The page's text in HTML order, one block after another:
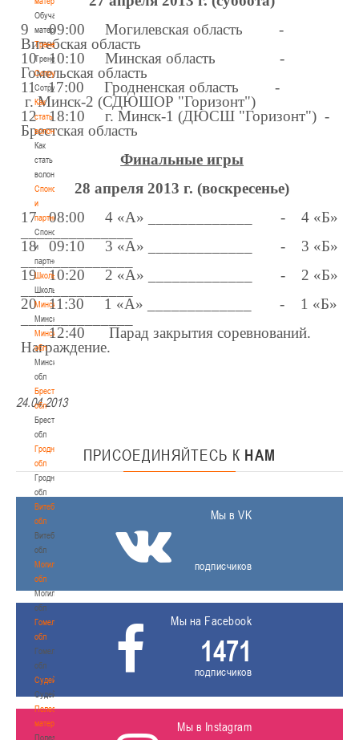
Обучающие
материалы
Тренерам
Тренерам
Сотрудничество
Сотрудничество
Как
стать
волонтером
Как
стать
волонтером
Спонсоры
и
партнеры
Спонсоры
и
партнеры
Школы
Школы
Минск
Минск
Минская
обл
Минская
обл
Брестская
обл
Брестская
обл
Гродненская
обл
Гродненская
обл
Витебская
обл
Витебская
обл
Могилевская
обл
Могилевская
обл
Гомельская
обл
Гомельская
обл
Судейство
Судейство
Полезные
материалы
Полезные
9 09:00Могилевская область -
Витебская область
10 10:10Минская область -
Гомельская область
11 17:00Гродненская область -
г.Минск-2 (СДЮШОР "Горизонт")
12 18:10г. Минск-1 (ДЮСШ "Горизонт") -
Брестская область
Финальные игры
28 апреля 2013 г. (воскресенье)
17 08:00 4 «А» _____________ - 4 «Б»
______________
18 09:10 3 «А» _____________ - 3 «Б»
______________
19 10:20 2 «А» _____________ - 2 «Б»
______________
20 11:30 1 «А» _____________ - 1 «Б»
______________
12:40
Парад закрытия соревнований.
Награждение.
24.04.2013
ПРИСОЕДИНЯЙТЕСЬ К НАМ
Мы в VK
подписчиков
Мы на Facebook
1471
подписчиков
Мы в Instagram